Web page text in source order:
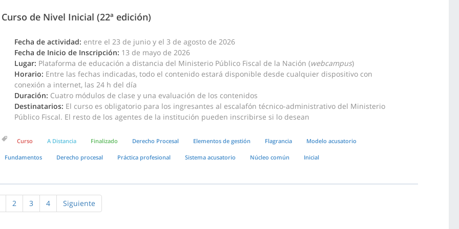
Curso de Nivel Inicial (22ª edición)
Fecha de actividad: entre el 23 de junio y el 3 de agosto de 2026
Fecha de Inicio de Inscripción: 13 de mayo de 2026
Lugar: Plataforma de educación a distancia del Ministerio Público Fiscal de la Nación (webcampus)
Horario: Entre las fechas indicadas, todo el contenido estará disponible desde cualquier dispositivo con
conexión a internet, las 24 h del día
Duración: Cuatro módulos de clase y una evaluación de los contenidos
Destinatarios: El curso es obligatorio para los ingresantes al escalafón técnico-administrativo del Ministerio
Público Fiscal. El resto de los agentes de la institución pueden inscribirse si lo desean
Curso A Distancia Finalizado Derecho Procesal Elementos de gestión Flagrancia Modelo acusatorio
Fundamentos Derecho procesal Práctica profesional Sistema acusatorio Núcleo común Inicial
2 3 4 Siguiente